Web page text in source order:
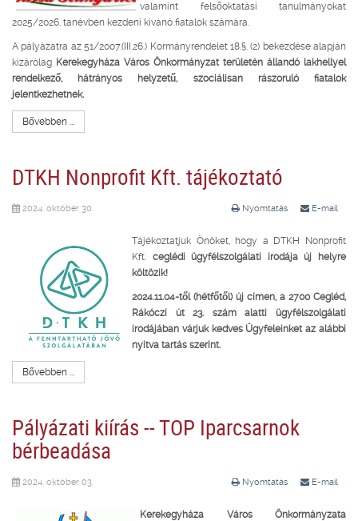
valamint felsőoktatási tanulmányokat
2025/2026. tanévben kezdeni kívánó fiatalok számára.
A pályázatra az 51/2007.(III.26.) Kormányrendelet 18.§. (2) bekezdése alapján
kizárólag Kerekegyháza Város Önkormányzat területén állandó lakhellyel
rendelkező, hátrányos helyzetű, szociálisan rászoruló fiatalok
jelentkezhetnek.
Bővebben ...
DTKH Nonprofit Kft. tájékoztató
Nyomtatás E-mail
2024. október 30.
Tájékoztatjuk Önöket, hogy a DTKH Nonprofit
Kft. ceglédi ügyfélszolgálati irodája új helyre
költözik!
2024.11.04-től (hétfőtől) új címen, a 2700 Cegléd,
Rákóczi út 23. szám alatti ügyfélszolgálati
irodájában várjuk kedves Ügyfeleinket az alábbi
nyitva tartás szerint.
Bővebben ...
Pályázati kiírás -- TOP Iparcsarnok
bérbeadása
Nyomtatás E-mail
2024. október 03.
Kerekegyháza Város Önkormányzata